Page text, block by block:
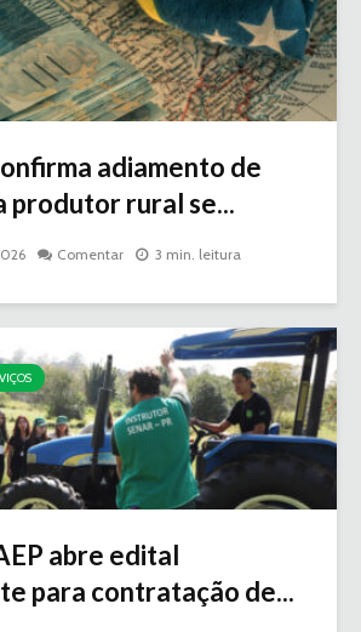
adiamento de
produtor rural se...
Comentar 3 min. leitura
abre edital
para contratação de...